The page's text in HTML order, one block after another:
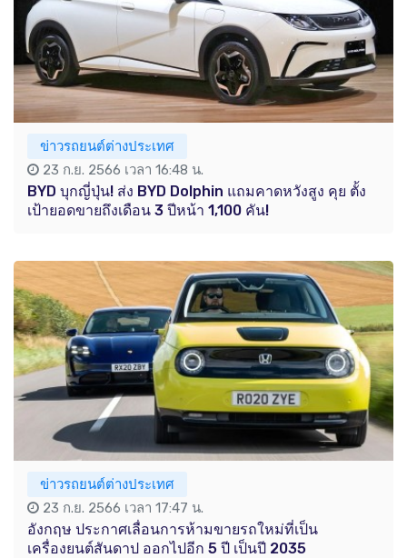
ข่าวรถยนต์ต่างประเทศ
23 ก.ย. 2566 เวลา 16:48 น.
BYD บุกญี่ปุ่น! ส่ง BYD Dolphin แถมคาดหวังสูง คุย ตั้ง
เป้ายอดขายถึงเดือน 3 ปีหน้า 1,100 คัน!
ข่าวรถยนต์ต่างประเทศ
23 ก.ย. 2566 เวลา 17:47 น.
อังกฤษ ประกาศเลื่อนการห้ามขายรถใหม่ที่เป็น
เครื่องยนต์สันดาป ออกไปอีก 5 ปี เป็นปี 2035